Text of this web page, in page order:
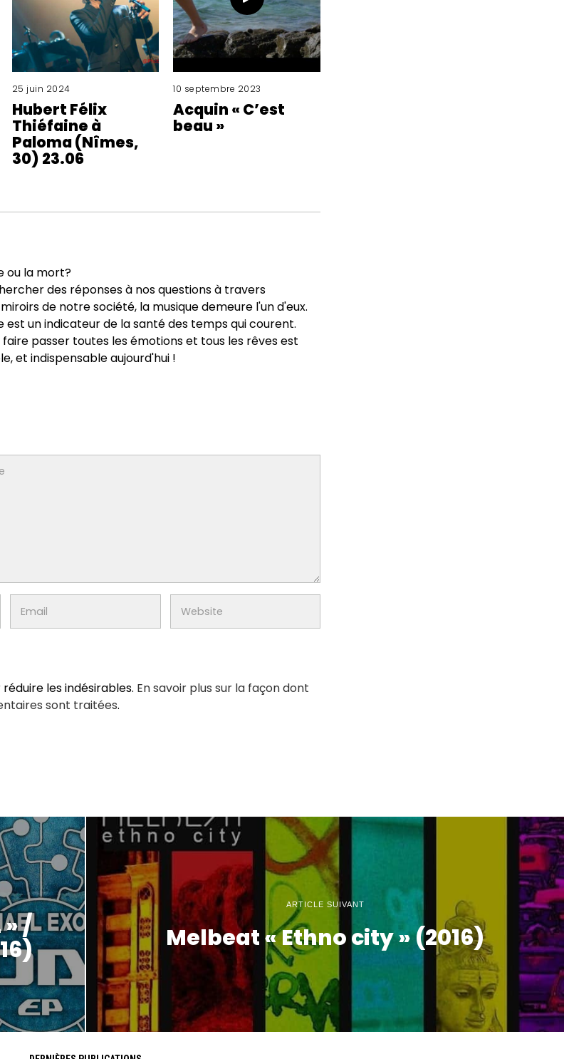
25 juin 2024
Hubert Félix
Thiéfaine à
Paloma (Nîmes,
30) 23.06
10 septembre 2023
Acquin « C’est
beau »
ou la mort?
des réponses à nos questions à travers
de notre société, la musique demeure l'un d'eux.
est un indicateur de la santé des temps qui courent.
passer toutes les émotions et tous les rêves est
et indispensable aujourd'hui !
les indésirables. En savoir plus sur la façon dont
sont traitées.
/
ARTICLE SUIVANT
Melbeat « Ethno city » (2016)